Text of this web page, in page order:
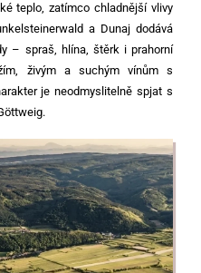
teplo, zatímco chladnější vlivy
a Dunaj dodává
– spraš, hlína, štěrk i prahorní
živým a suchým vínům s
je neodmyslitelně spjat s